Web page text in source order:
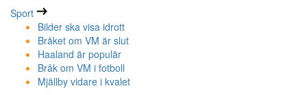
Sport
Bilder ska visa idrott
Bråket om VM är slut
Haaland är populär
Bråk om VM i fotboll
Mjällby vidare i kvalet